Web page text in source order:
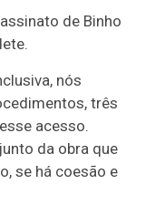
de Binho
nós
três
acesso.
da obra que
se há coesão e